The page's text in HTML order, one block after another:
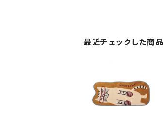
最近チェックした商品